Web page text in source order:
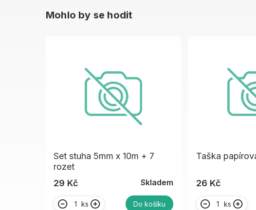
Mohlo by se hodit
Set stuha 5mm x 10m + 7
rozet
29 Kč
Skladem
ks Do košíku
Taška
26 Kč
ks